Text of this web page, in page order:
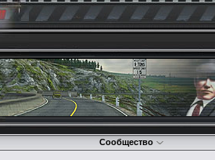
Сообщество